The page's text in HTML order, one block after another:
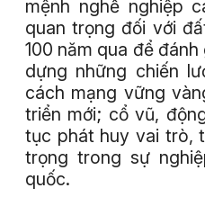
mệnh nghề nghiệp
quan trọng đối với
100 năm qua để
dựng những chiến
cách mạng vững
triển mới; cổ vũ,
tục phát huy vai trò,
trọng trong sự
quốc.